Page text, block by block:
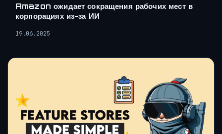
Amazon ожидает сокращения рабочих мест в
корпорациях из-за ИИ
19.06.2025